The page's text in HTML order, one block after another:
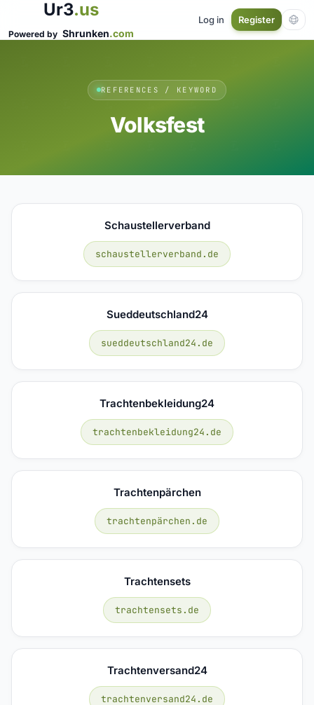
Ur3.us
Powered by Shrunken.com
Log in Register
REFERENCES / KEYWORD
Volksfest
Schaustellerverband
schaustellerverband.de
Sueddeutschland24
sueddeutschland24.de
Trachtenbekleidung24
trachtenbekleidung24.de
Trachtenpärchen
trachtenpärchen.de
Trachtensets
trachtensets.de
Trachtenversand24
trachtenversand24.de